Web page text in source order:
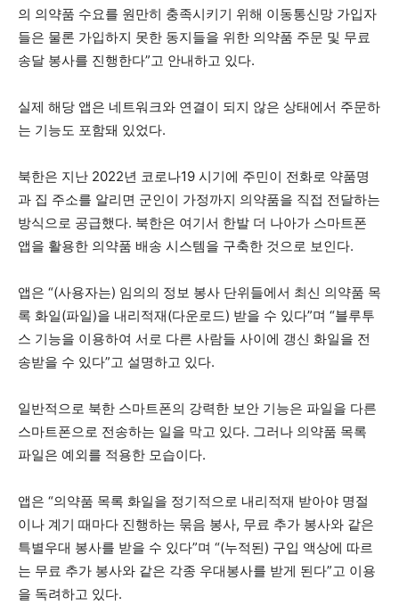
의 의약품 수요를 원만히 충족시키기 위해 이동통신망 가입자
들은 물론 가입하지 못한 동지들을 위한 의약품 주문 및 무료
송달 봉사를 진행한다”고 안내하고 있다.
실제 해당 앱은 네트워크와 연결이 되지 않은 상태에서 주문하
는 기능도 포함돼 있었다.
북한은 지난 2022년 코로나19 시기에 주민이 전화로 약품명
과 집 주소를 알리면 군인이 가정까지 의약품을 직접 전달하는
방식으로 공급했다. 북한은 여기서 한발 더 나아가 스마트폰
앱을 활용한 의약품 배송 시스템을 구축한 것으로 보인다.
앱은 “(사용자는) 임의의 정보 봉사 단위들에서 최신 의약품 목
록 화일(파일)을 내리적재(다운로드) 받을 수 있다”며 “블루투
스 기능을 이용하여 서로 다른 사람들 사이에 갱신 화일을 전
송받을 수 있다”고 설명하고 있다.
일반적으로 북한 스마트폰의 강력한 보안 기능은 파일을 다른
스마트폰으로 전송하는 일을 막고 있다. 그러나 의약품 목록
파일은 예외를 적용한 모습이다.
앱은 “의약품 목록 화일을 정기적으로 내리적재 받아야 명절
이나 계기 때마다 진행하는 묶음 봉사, 무료 추가 봉사와 같은
특별우대 봉사를 받을 수 있다”며 “(누적된) 구입 액상에 따르
는 무료 추가 봉사와 같은 각종 우대봉사를 받게 된다”고 이용
을 독려하고 있다.